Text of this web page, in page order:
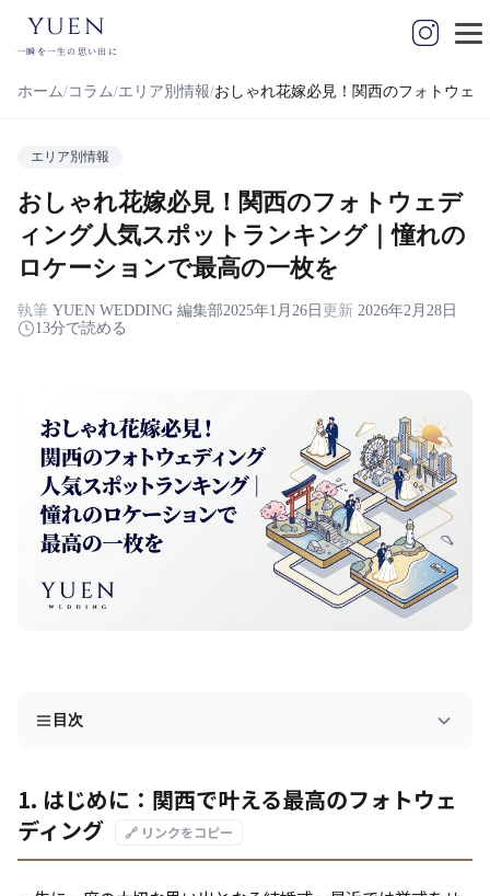
yuen
一瞬を一生の思い出に
ホーム コラム エリア別情報 おしゃれ花嫁必見！関西のフォトウェ
エリア別情報
おしゃれ花嫁必見！関西のフォトウェデ
ィング人気スポットランキング｜憧れの
ロケーションで最高の一枚を
執筆 YUEN WEDDING 編集部2025年1月26日 更新 2026年2月28日
13分で読める
目次
1. はじめに：関西で叶える最高のフォトウェ
ディング
🔗 リンクをコピー